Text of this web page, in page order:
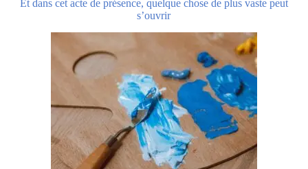
Et dans cet acte de présence, quelque chose de plus vaste peut
s’ouvrir